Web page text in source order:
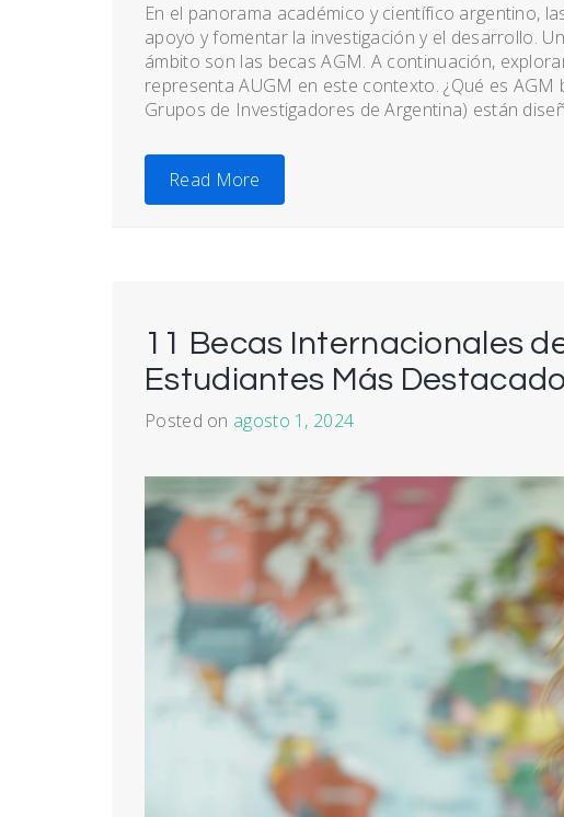
En el panorama académico y científico argentino,
apoyo y fomentar la investigación y el desarrollo.
ámbito son las becas AGM. A continuación,
representa AUGM en este contexto. ¿Qué es AGM
Grupos de Investigadores de Argentina) están
Read More
11 Becas Internacionales
Estudiantes Más
Posted on agosto 1, 2024